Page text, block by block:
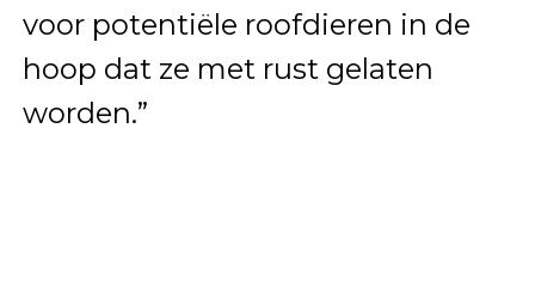
voor potentiële roofdieren in de
hoop dat ze met rust gelaten
worden.”